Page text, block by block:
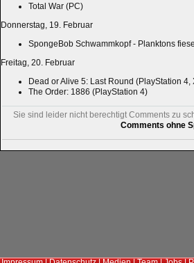
Total War (PC)
Donnerstag, 19. Februar
SpongeBob Schwammkopf - Planktons
Freitag, 20. Februar
Dead or Alive 5: Last Round (PlayStation 4,
The Order: 1886 (PlayStation 4)
Sie sind leider nicht berechtigt Comments zu
Comments ohne